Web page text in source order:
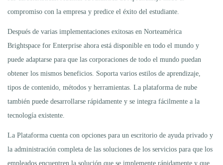
compromiso con la empresa y predice el éxito del estudiante.
Después de varias implementaciones exitosas en Norteamérica
Brightspace for Enterprise ahora está disponible en todo el mundo y
puede adaptarse para que las corporaciones de todo el mundo puedan
obtener los mismos beneficios. Soporta varios estilos de aprendizaje,
tipos de contenido, métodos y herramientas. La plataforma de nube
también puede desarrollarse rápidamente y se integra fácilmente a la
tecnología existente.
La Plataforma cuenta con opciones para un escritorio de ayuda privado y
la administración completa de las soluciones de los servicios para que los
empleados encuentren la solución que se implemente rápidamente y que